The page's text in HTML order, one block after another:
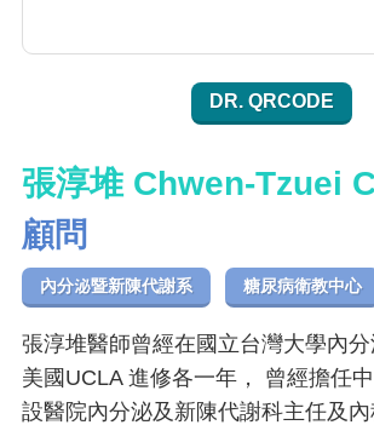
DR. QRCODE
張淳堆 Chwen-Tzuei
顧問
內分泌暨新陳代謝系 糖尿病衛教中心
張淳堆醫師曾經在國立台灣大學內
美國UCLA 進修各一年， 曾經擔任
設醫院內分泌及新陳代謝科主任及內